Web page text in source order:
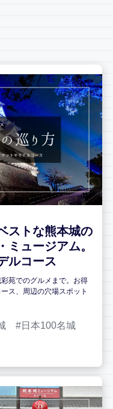
ストな熊本城の
ミュージアム。
ルコース
苑でのグルメまで。お得
ス、周辺の穴場スポット
日本100名城